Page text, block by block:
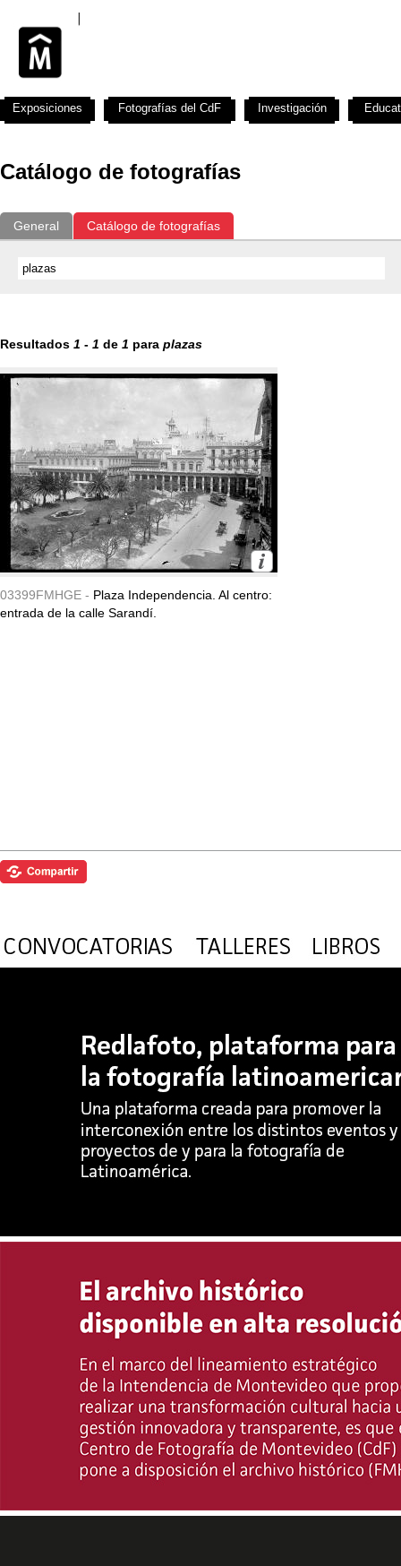
Catálogo de fotografías
General Catálogo de fotografías
Resultados 1 - 1 de 1 para plazas
03399FMHGE - Plaza Independencia. Al centro:
entrada de la calle Sarandí.
Exposiciones Fotografías del CdF Investigación